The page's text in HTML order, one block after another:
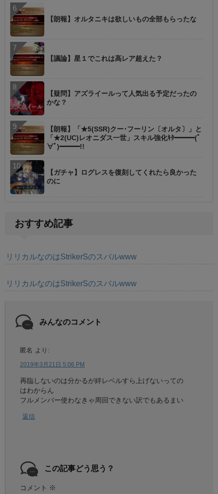
【朗報】オルタニキは欲しいもの全部もらったな
【議論】星１でこれは高レア超えた？
【疑問】アズライールって人気出る予定だったの
かな？
【朗報】「★5(SSR)クー･フーリン〔オルタ〕」と
「★2(UC)レオニダス一世」スキル強化ｷﾀ━━━(ﾟ
∀ﾟ)━━━!!
【ガチャ】ログレスを復刻してくれたら良かった
のに
おすすめ記事
リリカルなのはStrikerSのスバルwww
リリカルなのはStrikerSのスバルwww
みんなのコメント
匿名 より:
2019年3月21日 5:06 PM
再臨しないのは分かるが絆レベルすら上げないっての
はわからん
フルメンバー使わなきゃ周回できない訳でもあるまい
返信
この記事どう思う？
コメント ※